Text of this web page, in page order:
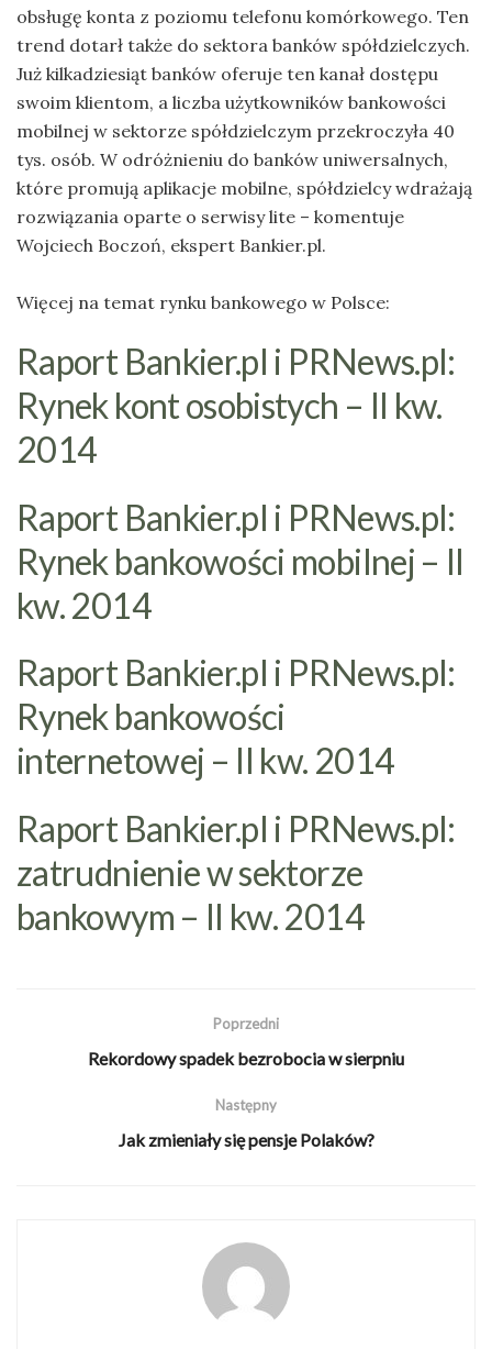
obsługę konta z poziomu telefonu komórkowego. Ten
trend dotarł także do sektora banków spółdzielczych.
Już kilkadziesiąt banków oferuje ten kanał dostępu
swoim klientom, a liczba użytkowników bankowości
mobilnej w sektorze spółdzielczym przekroczyła 40
tys. osób. W odróżnieniu do banków uniwersalnych,
które promują aplikacje mobilne, spółdzielcy wdrażają
rozwiązania oparte o serwisy lite – komentuje
Wojciech Boczoń, ekspert Bankier.pl.
Więcej na temat rynku bankowego w Polsce:
Raport Bankier.pl i PRNews.pl:
Rynek kont osobistych – II kw.
2014
Raport Bankier.pl i PRNews.pl:
Rynek bankowości mobilnej – II
kw. 2014
Raport Bankier.pl i PRNews.pl:
Rynek bankowości
internetowej – II kw. 2014
Raport Bankier.pl i PRNews.pl:
zatrudnienie w sektorze
bankowym – II kw. 2014
Poprzedni
Rekordowy spadek bezrobocia w sierpniu
Następny
Jak zmieniały się pensje Polaków?